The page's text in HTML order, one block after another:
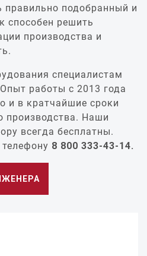
правильно подобранный и
способен решить
производства и
специалистам
работы с 2013 года
и в кратчайшие сроки
производства. Наши
всегда бесплатны.
8 800 333-43-14.